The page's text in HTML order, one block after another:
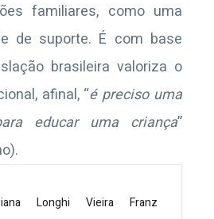
familiares, como uma
de suporte. É com base
brasileira valoriza o
afinal, “é preciso uma
educar uma criança”
Longhi Vieira Franz